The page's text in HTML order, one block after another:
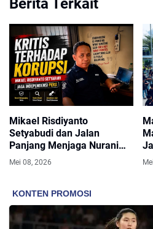
Berita Terkait
Mikael Risdiyanto
Setyabudi dan Jalan
Panjang Menjaga Nurani
Jurnalistik
Mei 08, 2026